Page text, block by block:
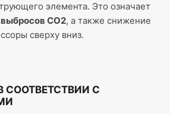
элемента. Это означает
CO2, а также снижение
сверху вниз.
СООТВЕТСТВИИ С